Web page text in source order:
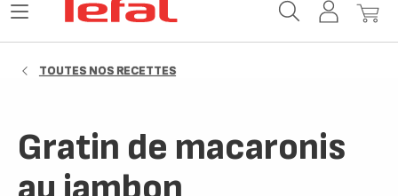
MonMon
Ouvrir
TOUTES NOS RECETTES
Gratin de macaronis